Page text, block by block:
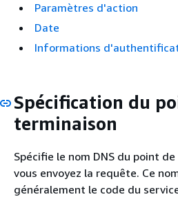
Paramètres d'action
Date
Informations
Spécification du
terminaison
Spécifie le nom DNS du point
vous envoyez la requête. Ce
généralement le code du